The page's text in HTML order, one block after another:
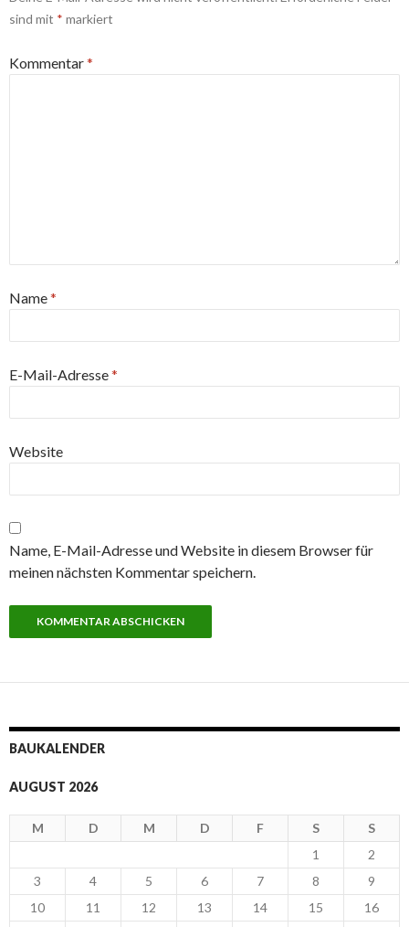
sind mit * markiert
Kommentar*
Name*
E-Mail-Adresse*
Website
Name, E-Mail-Adresse und Website in diesem Browser für
meinen nächsten Kommentar speichern.
BAUKALENDER
AUGUST 2026
M D M D F S
S
1
2
3
4 5 6 7 8
9
10
11 12 13 14 15
16